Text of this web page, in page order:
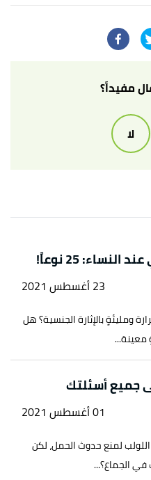
mayoclinic ,
"Don't Suffer through
How to Relieve the
مفيداً؟
لا
25 نوعاً!
23 أغسطس 2021
ومليئةٍ بالإثارة الجنسية؟ هل
جميع أسئلتك
01 أغسطس 2021
لمنع حدوث الحمل، لكن
في الجماع؟...